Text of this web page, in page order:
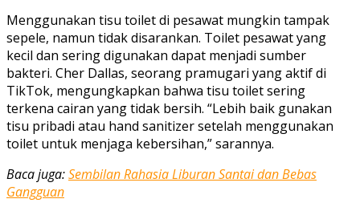
Menggunakan tisu toilet di pesawat mungkin tampak
sepele, namun tidak disarankan. Toilet pesawat yang
kecil dan sering digunakan dapat menjadi sumber
bakteri. Cher Dallas, seorang pramugari yang aktif di
TikTok, mengungkapkan bahwa tisu toilet sering
terkena cairan yang tidak bersih. “Lebih baik gunakan
tisu pribadi atau hand sanitizer setelah menggunakan
toilet untuk menjaga kebersihan,” sarannya.
Baca juga:Sembilan Rahasia Liburan Santai dan Bebas
Gangguan